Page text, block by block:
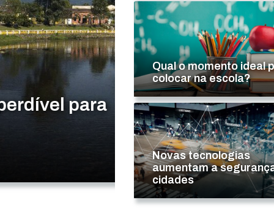
para
4 dicas para
calórico
LEIA MAIS...
Qual o momento ideal
colocar na escola?
Novas tecnologias
aumentam a
cidades